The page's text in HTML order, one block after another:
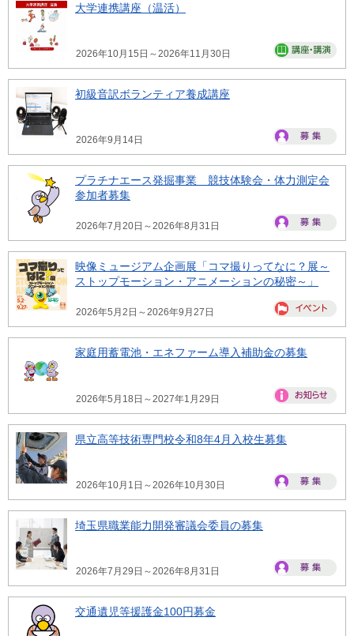
大学連携講座（温活）
2026年10月15日～2026年11月30日
初級音訳ボランティア養成講座
2026年9月14日
プラチナエース発掘事業 競技体験会・体力測定会
参加者募集
2026年7月20日～2026年8月31日
映像ミュージアム企画展「コマ撮りってなに？展～
ストップモーション・アニメーションの秘密～」
2026年5月2日～2026年9月27日
家庭用蓄電池・エネファーム導入補助金の募集
2026年5月18日～2027年1月29日
県立高等技術専門校令和8年4月入校生募集
2026年10月1日～2026年10月30日
埼玉県職業能力開発審議会委員の募集
2026年7月29日～2026年8月31日
交通遺児等援護金100円募金